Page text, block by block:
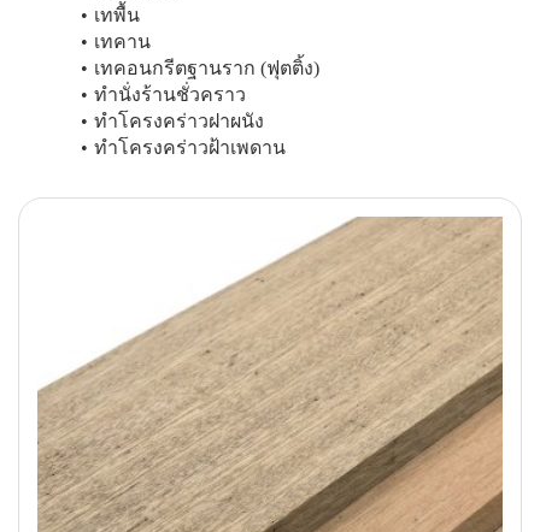
เทพื้น
เทคาน
เทคอนกรีตฐานราก (ฟุตติ้ง)
ทำนั่งร้านชั่วคราว
ทำโครงคร่าวฝาผนัง
ทำโครงคร่าวฝ้าเพดาน